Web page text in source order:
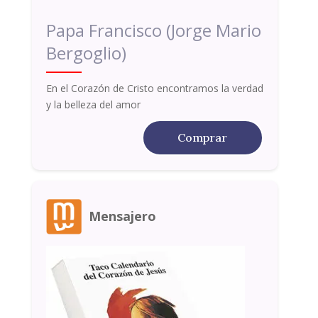
Papa Francisco (Jorge Mario
Bergoglio)
En el Corazón de Cristo encontramos la verdad
y la belleza del amor
Comprar
Mensajero